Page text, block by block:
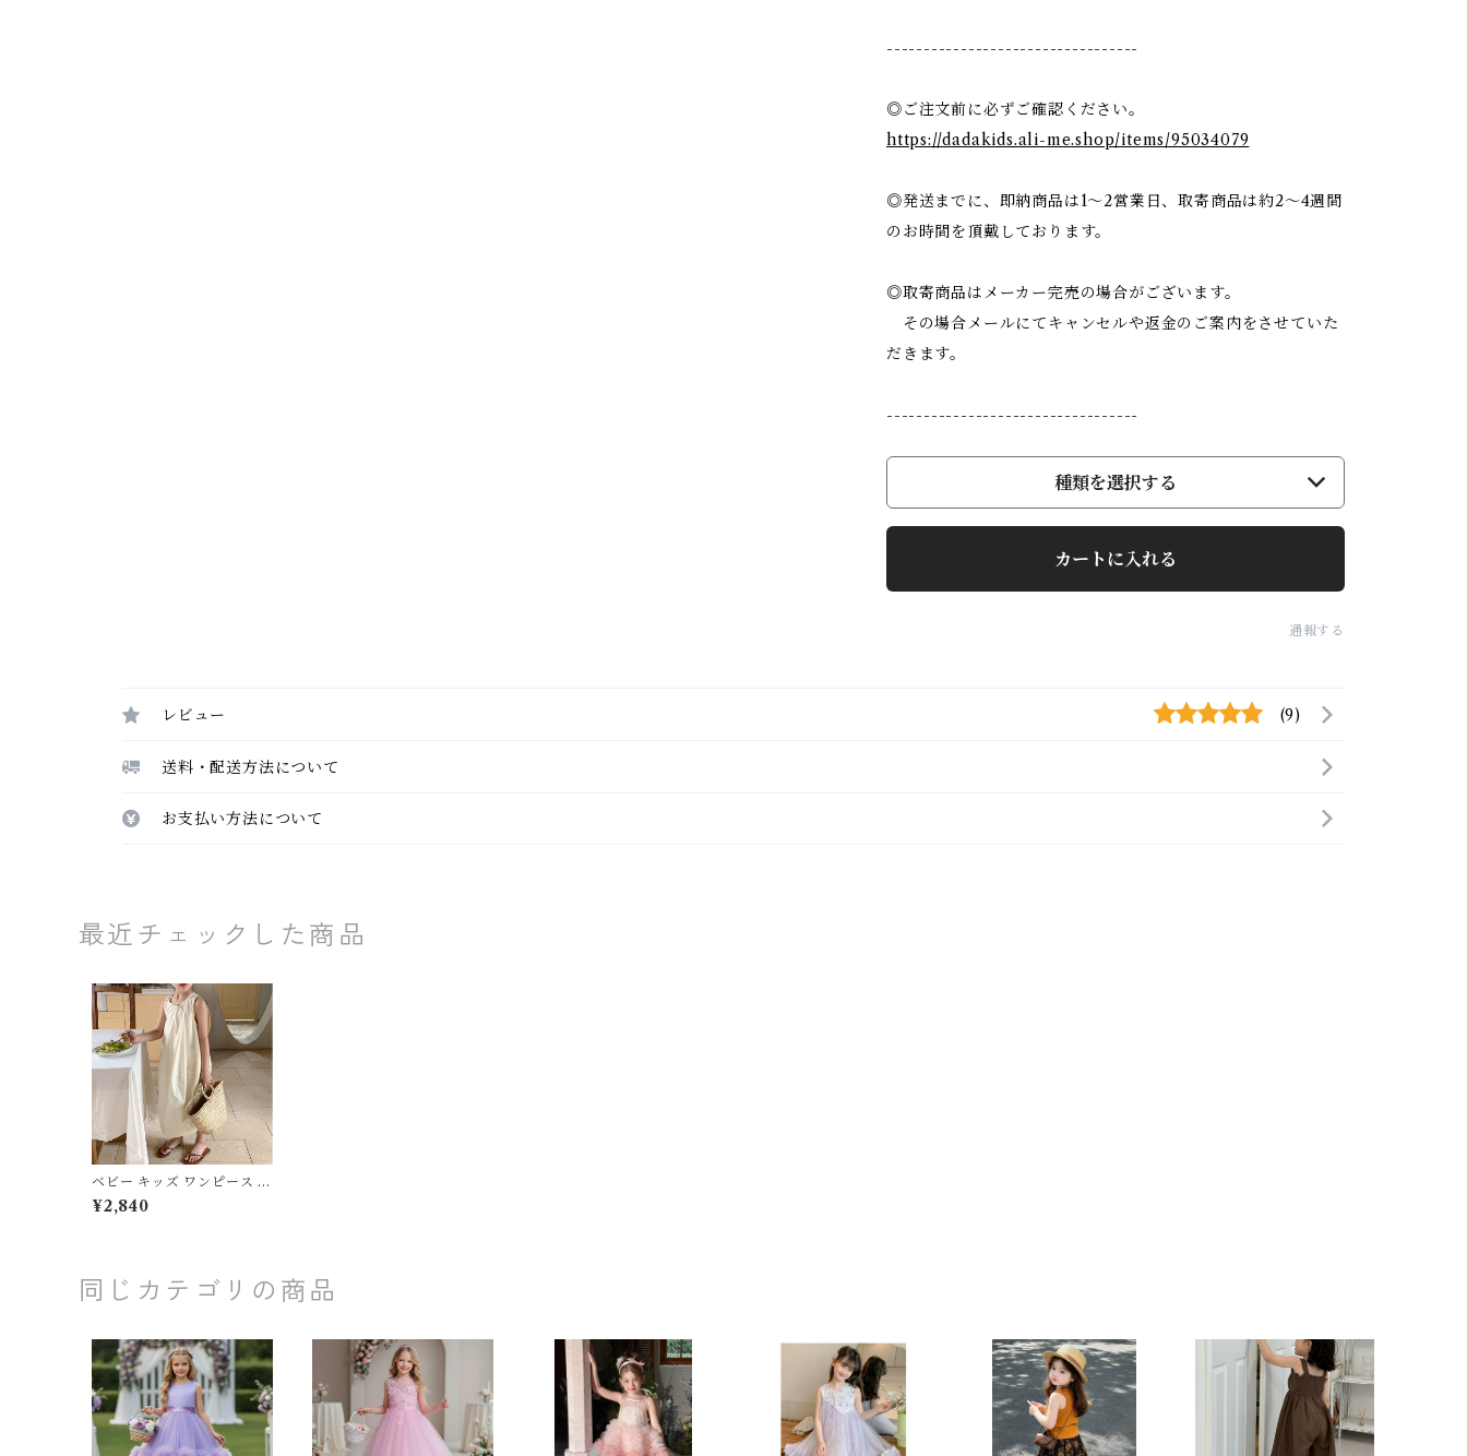
----------------------------------
◎ご注文前に必ずご確認ください。
https://dadakids.ali-me.shop/items/95034079
◎発送までに、即納商品は1〜2営業日、取寄商品は約2〜4週間
のお時間を頂戴しております。
◎取寄商品はメーカー完売の場合がございます。
その場合メールにてキャンセルや返金のご案内をさせていた
だきます。
----------------------------------
種類を選択する
カートに入れる
通報する
レビュー (9)
送料・配送方法について
お支払い方法について
最近チェックした商品
ベビー キッズ ワンピース ノ
ースリーブ フレア ラウンド
ネック ロング 親子コーデ リ
00 110 120 130 140cm
¥2,840
同じカテゴリの商品